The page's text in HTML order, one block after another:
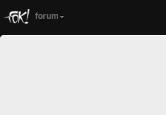
forum